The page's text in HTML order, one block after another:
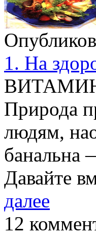
1. На
Природа
людям,
банальна
Давайте
далее
12